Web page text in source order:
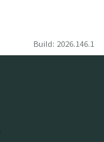
Build: 2026.146.1